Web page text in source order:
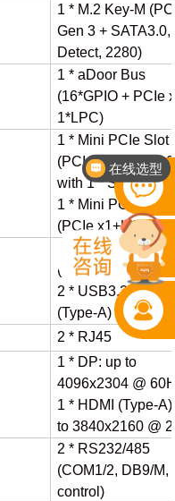
1 * M.2 Key-M
Gen 3 + SATA3.0,
Detect, 2280)
1 * aDoor Bus
(16*GPIO + PCIe
1*LPC)
1 * Mini PCIe Slot
(PCIe x1+USB
with 1 * SIM Card)
1 * Mini PCIe Slot
(PCIe x1+USB
2 * USB3.2
(Type-A)
2 * USB3.2
(Type-A)
2 * RJ45
1 * DP: up to
4096x2304 @
1 * HDMI (Type-
to 3840x2160 @
2 * RS232/485
(COM1/2, DB9/M,
control)
在线选型
电话：400-702-7002